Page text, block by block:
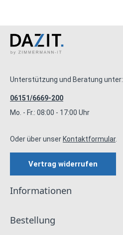
Unterstützung und Beratung unter:
06151/6669-200
Mo. - Fr.: 08:00 - 17:00 Uhr
Oder über unserKontaktformular.
Vertrag widerrufen
Informationen
Bestellung